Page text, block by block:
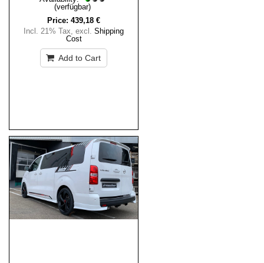
(verfügbar)
Price: 439,18 €
Incl. 21% Tax, excl. Shipping
Cost
Add to Cart